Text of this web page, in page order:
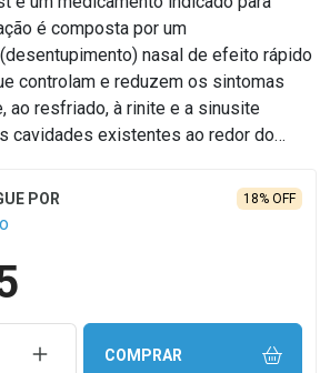
é composta por um
nasal de efeito rápido
controlam e reduzem os sintomas
ao resfriado, à rinite e a sinusite
cavidades existentes ao redor do
18% OFF
UNIDADEAUMENTAR UMA UNIDADE
COMPRAR